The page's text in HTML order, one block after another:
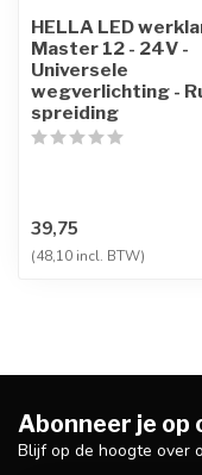
HELLA LED
Master 12 - 24V -
Universele
wegverlichting -
spreiding
39,75
(48,10 incl. BTW)
Abonneer je op
Blijf op de hoogte over